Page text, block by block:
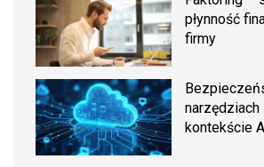
płynność
firmy
kontekście